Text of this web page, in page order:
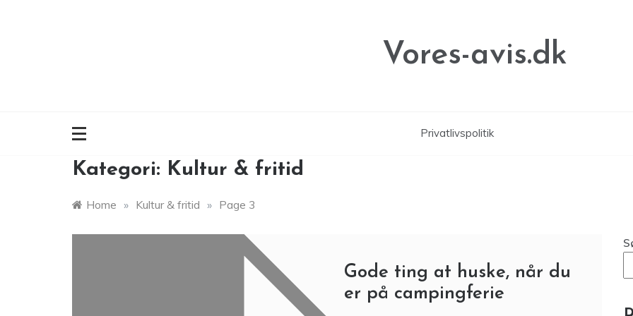
Vores-avis.dk
Privatlivspolitik
Kategori: Kultur & fritid
Home » Kultur & fritid » Page 3
Gode ting at huske, når du
er på campingferie